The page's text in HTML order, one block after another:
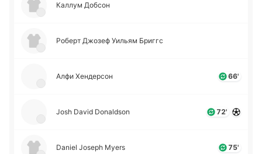
Каллум Добсон
Роберт Джозеф Уильям Бриггс
Алфи Хе­нде­рсон 66'
Josh David Donaldson 72'
Daniel Joseph Myers 75'